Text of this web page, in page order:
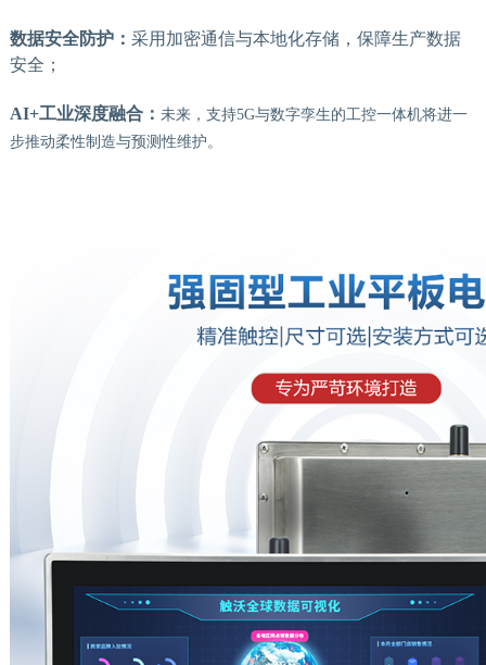
数据安全防护： 采用加密通信与本地化存储，保障生产数据
安全；
AI+工业深度融合： 未来，支持5G与数字孪生的工控一体机将进一
步推动柔性制造与预测性维护。